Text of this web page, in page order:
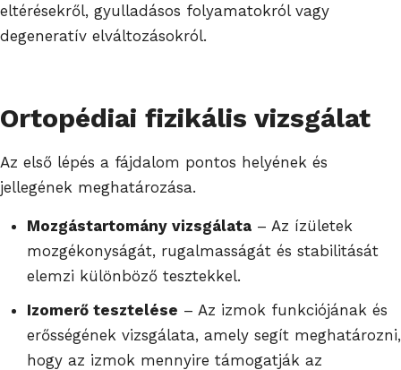
eltérésekről, gyulladásos folyamatokról vagy
degeneratív elváltozásokról.
Ortopédiai fizikális vizsgálat
Az első lépés a fájdalom pontos helyének és
jellegének meghatározása.
Mozgástartomány vizsgálata – Az ízületek
mozgékonyságát, rugalmasságát és stabilitását
elemzi különböző tesztekkel.
Izomerő tesztelése – Az izmok funkciójának és
erősségének vizsgálata, amely segít meghatározni,
hogy az izmok mennyire támogatják az